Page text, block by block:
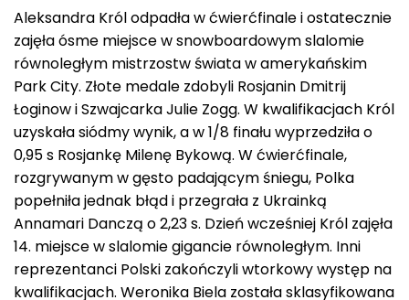
Aleksandra Król odpadła w ćwierćfinale i ostatecznie
zajęła ósme miejsce w snowboardowym slalomie
równoległym mistrzostw świata w amerykańskim
Park City. Złote medale zdobyli Rosjanin Dmitrij
Łoginow i Szwajcarka Julie Zogg. W kwalifikacjach Król
uzyskała siódmy wynik, a w 1/8 finału wyprzedziła o
0,95 s Rosjankę Milenę Bykową. W ćwierćfinale,
rozgrywanym w gęsto padającym śniegu, Polka
popełniła jednak błąd i przegrała z Ukrainką
Annamari Danczą o 2,23 s. Dzień wcześniej Król zajęła
14. miejsce w slalomie gigancie równoległym. Inni
reprezentanci Polski zakończyli wtorkowy występ na
kwalifikacjach. Weronika Biela została sklasyfikowana